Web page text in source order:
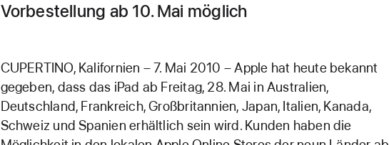
Vorbestellung ab 10. Mai möglich
CUPERTINO, Kalifornien – 7. Mai 2010 – Apple hat heute bekannt
gegeben, dass das iPad ab Freitag, 28. Mai in Australien,
Deutschland, Frankreich, Großbritannien, Japan, Italien, Kanada,
Schweiz und Spanien erhältlich sein wird. Kunden haben die